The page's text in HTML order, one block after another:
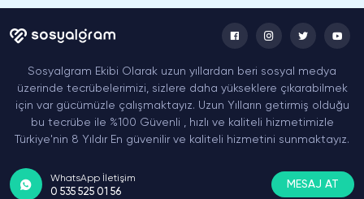
Sosyalgram Ekibi Olarak uzun yıllardan beri sosyal medya
üzerinde tecrübelerimizi, sizlere daha yükseklere çıkarabilmek
için var gücümüzle çalışmaktayız. Uzun Yılların getirmiş olduğu
bu tecrübe ile %100 Güvenli , hızlı ve kaliteli hizmetimizle
Türkiye'nin 8 Yıldır En güvenilir ve kaliteli hizmetini sunmaktayız.
WhatsApp İletişim
0 535 525 01 56
MESAJ AT